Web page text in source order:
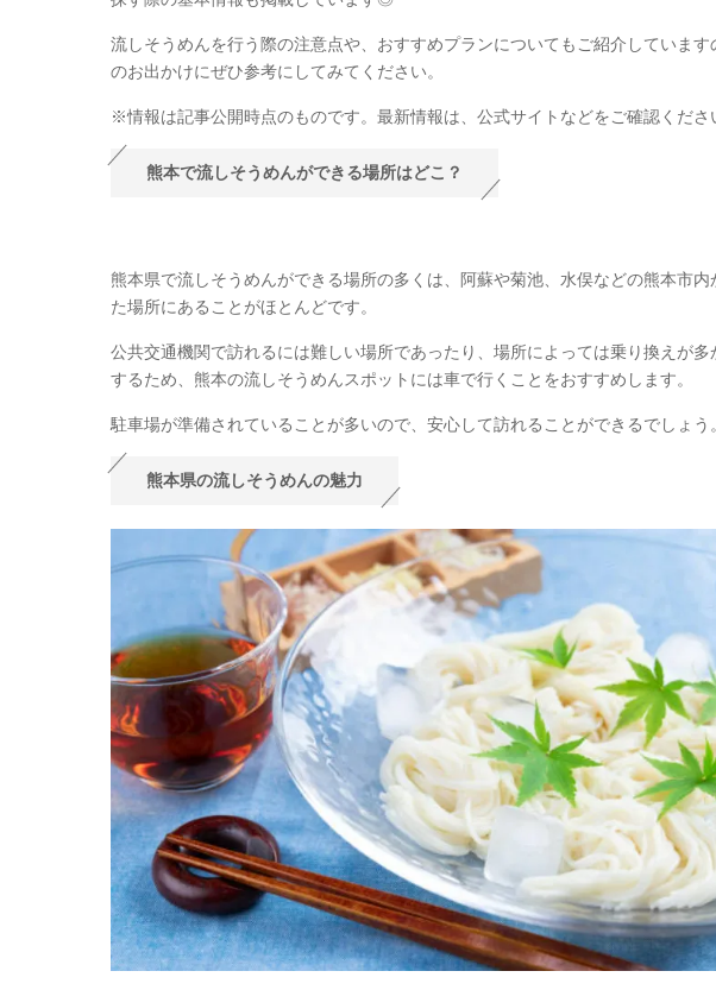
流しそうめんを行う際の注意点や、おすすめプランについてもご紹介しています
のお出かけにぜひ参考にしてみてください。
※情報は記事公開時点のものです。最新情報は、公式サイトなどをご確認くださ
熊本で流しそうめんができる場所はどこ？
熊本県で流しそうめんができる場所の多くは、阿蘇や菊池、水俣などの熊本市内
た場所にあることがほとんどです。
公共交通機関で訪れるには難しい場所であったり、場所によっては乗り換えが多
するため、熊本の流しそうめんスポットには車で行くことをおすすめします。
駐車場が準備されていることが多いので、安心して訪れることができるでしょう。
熊本県の流しそうめんの魅力